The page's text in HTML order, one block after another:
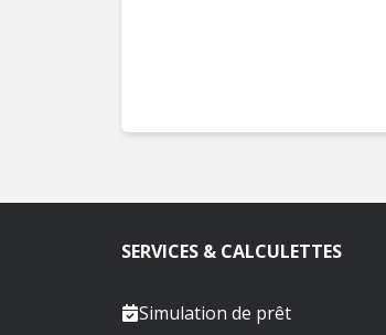
SERVICES & CALCULETTES
Simulation de prêt